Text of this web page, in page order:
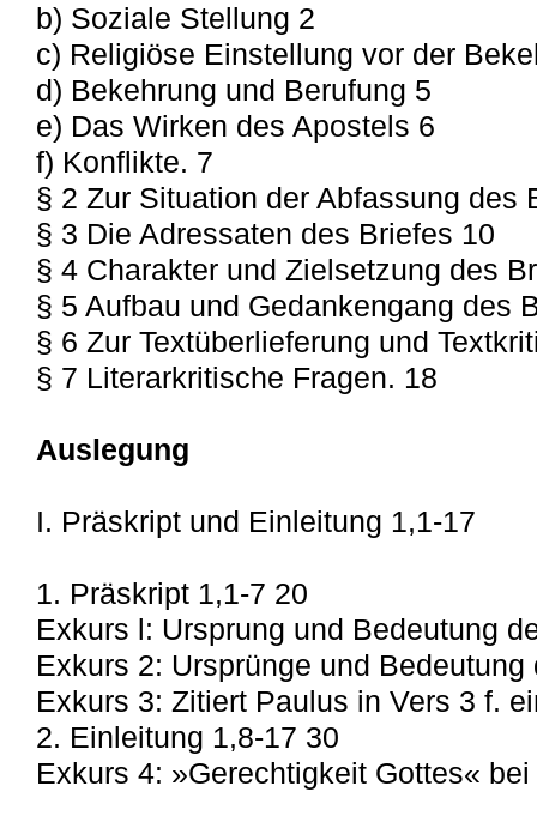
b) Soziale Stellung 2
c) Religiöse Einstellung vor der
d) Bekehrung und Berufung 5
e) Das Wirken des Apostels 6
f) Konflikte. 7
§ 2 Zur Situation der Abfassung des
§ 3 Die Adressaten des Briefes 10
§ 4 Charakter und Zielsetzung des
§ 5 Aufbau und Gedankengang des
§ 6 Zur Textüberlieferung und
§ 7 Literarkritische Fragen. 18
Auslegung
I. Präskript und Einleitung 1,1-17
1. Präskript 1,1-7 20
Exkurs l: Ursprung und Bedeutung
Exkurs 2: Ursprünge und
Exkurs 3: Zitiert Paulus in Vers 3 f.
2. Einleitung 1,8-17 30
Exkurs 4: »Gerechtigkeit Gottes«